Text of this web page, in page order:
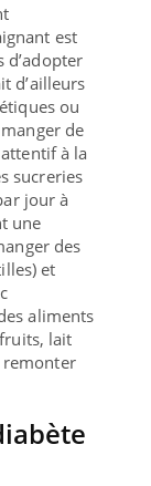
est
d’adopter
d’ailleurs
ou
de
à la
sucreries
jour à
une
des
et
aliments
lait
remonter